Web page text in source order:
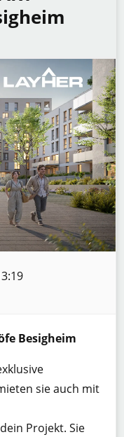
Besigheim
sie auch mit
Projekt. Sie